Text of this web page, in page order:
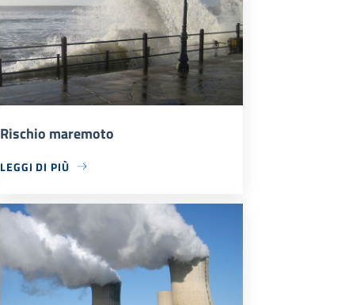
Rischio maremoto
LEGGI DI PIÙ